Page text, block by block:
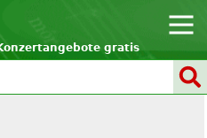
gratis